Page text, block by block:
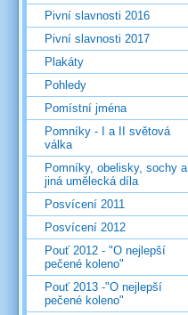
Pivní slavnosti 2016
Pivní slavnosti 2017
Plakáty
Pohledy
Pomístní jména
Pomníky - I a II světová
válka
Pomníky, obelisky, sochy a
jiná umělecká díla
Posvícení 2011
Posvícení 2012
Pouť 2012 - "O nejlepší
pečené koleno"
Pouť 2013 -"O nejlepší
pečené koleno"